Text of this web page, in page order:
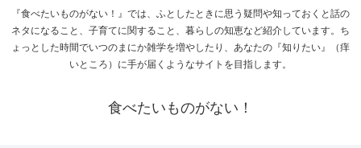
『食べたいものがない！』では、ふとしたときに思う疑問や知っておくと話の
ネタになること、子育てに関すること、暮らしの知恵など紹介しています。ち
ょっとした時間でいつのまにか雑学を増やしたり、あなたの『知りたい』（痒
いところ）に手が届くようなサイトを目指します。
食べたいものがない！